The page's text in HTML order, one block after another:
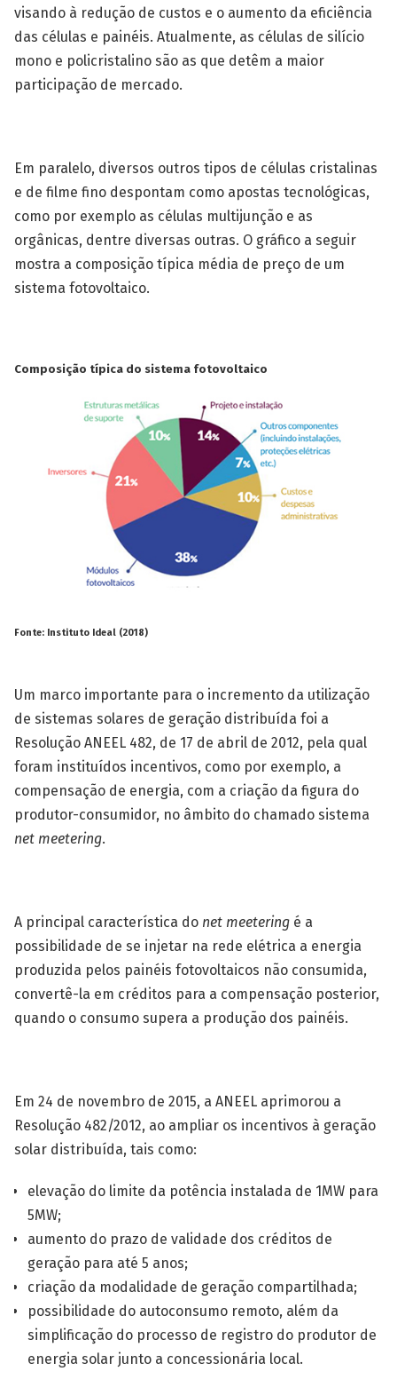
visando à redução de custos e o aumento da eficiência
das células e painéis. Atualmente, as células de silício
mono e policristalino são as que detêm a maior
participação de mercado.
Em paralelo, diversos outros tipos de células cristalinas
e de filme fino despontam como apostas tecnológicas,
como por exemplo as células multijunção e as
orgânicas, dentre diversas outras. O gráfico a seguir
mostra a composição típica média de preço de um
sistema fotovoltaico.
Composição típica do sistema fotovoltaico
Fonte: Instituto Ideal (2018)
Um marco importante para o incremento da utilização
de sistemas solares de geração distribuída foi a
Resolução ANEEL 482, de 17 de abril de 2012, pela qual
foram instituídos incentivos, como por exemplo, a
compensação de energia, com a criação da figura do
produtor-consumidor, no âmbito do chamado sistema
net meetering.
A principal característica do net meetering é a
possibilidade de se injetar na rede elétrica a energia
produzida pelos painéis fotovoltaicos não consumida,
convertê-la em créditos para a compensação posterior,
quando o consumo supera a produção dos painéis.
Em 24 de novembro de 2015, a ANEEL aprimorou a
Resolução 482/2012, ao ampliar os incentivos à geração
solar distribuída, tais como:
elevação do limite da potência instalada de 1MW para
5MW;
aumento do prazo de validade dos créditos de
geração para até 5 anos;
criação da modalidade de geração compartilhada;
possibilidade do autoconsumo remoto, além da
simplificação do processo de registro do produtor de
energia solar junto a concessionária local.